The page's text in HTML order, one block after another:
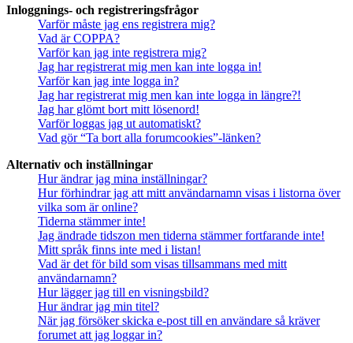
Inloggnings- och registreringsfrågor
Varför måste jag ens registrera mig?
Vad är COPPA?
Varför kan jag inte registrera mig?
Jag har registrerat mig men kan inte logga in!
Varför kan jag inte logga in?
Jag har registrerat mig men kan inte logga in längre?!
Jag har glömt bort mitt lösenord!
Varför loggas jag ut automatiskt?
Vad gör “Ta bort alla forumcookies”-länken?
Alternativ och inställningar
Hur ändrar jag mina inställningar?
Hur förhindrar jag att mitt användarnamn visas i listorna över
vilka som är online?
Tiderna stämmer inte!
Jag ändrade tidszon men tiderna stämmer fortfarande inte!
Mitt språk finns inte med i listan!
Vad är det för bild som visas tillsammans med mitt
användarnamn?
Hur lägger jag till en visningsbild?
Hur ändrar jag min titel?
När jag försöker skicka e-post till en användare så kräver
forumet att jag loggar in?